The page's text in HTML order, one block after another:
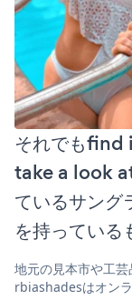
それでもfind
take a look
ているサン
を持ってい
地元の見本市や工
rbiashadesはオン